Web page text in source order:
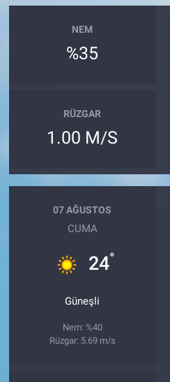
NEM
%35
RÜZGAR
1.00 M/S
07 AĞUSTOS
CUMA
24°
Güneşli
Nem: %40
Rüzgar: 5.69 m/s